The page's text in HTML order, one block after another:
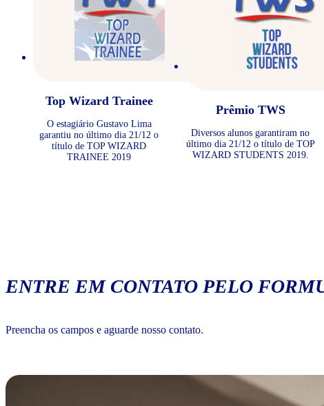
Top Wizard Trainee
O estagiário Gustavo Lima
garantiu no último dia 21/12 o
título de TOP WIZARD
TRAINEE 2019
Prêmio TWS
Diversos alunos garantiram no
último dia 21/12 o título de TOP
WIZARD STUDENTS 2019.
ENTRE EM CONTATO PELO
Preencha os campos e aguarde nosso contato.